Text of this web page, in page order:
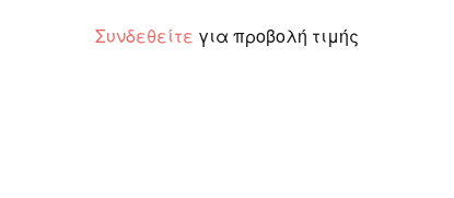
Συνδεθείτε για προβολή τιμής